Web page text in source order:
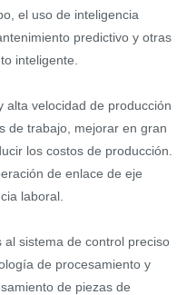
el uso de inteligencia
predictivo y otras
inteligente.
alta velocidad de producción
de trabajo, mejorar en gran
los costos de producción.
de enlace de eje
laboral.
al sistema de control preciso
de procesamiento y
de piezas de